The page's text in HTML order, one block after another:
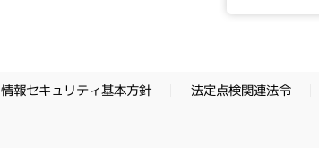
情報セキュリティ基本方針 法定点検関連法令